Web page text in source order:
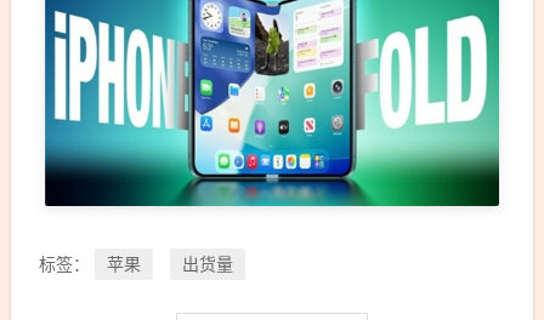
标签： 苹果 出货量